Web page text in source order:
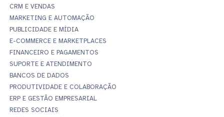
CRM E VENDAS
MARKETING E AUTOMAÇÃO
PUBLICIDADE E MÍDIA
E-COMMERCE E MARKETPLACES
FINANCEIRO E PAGAMENTOS
SUPORTE E ATENDIMENTO
BANCOS DE DADOS
PRODUTIVIDADE E COLABORAÇÃO
ERP E GESTÃO EMPRESARIAL
REDES SOCIAIS